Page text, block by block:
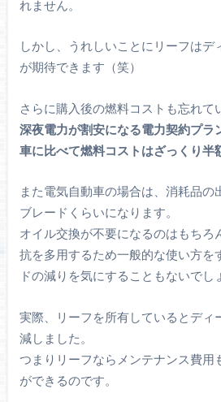
れません。
しかし、うれしいことにリーフはデ
が期待できます（笑）
さらに購入後の燃料コストも忘れて
深夜電力が割安になる電力契約プラ
車に比べて燃料コストはざっくり半
また電気自動車の場合は、消耗品の
ブレードくらいになります。
オイル交換が不要になるのはもちろ
抗を多用するため一般的な使い方を
ドの減りを気にすることもないでし
実際、リーフを所有しているとディ
減しました。
つまりリーフならメンテナンス費用
ができるのです。